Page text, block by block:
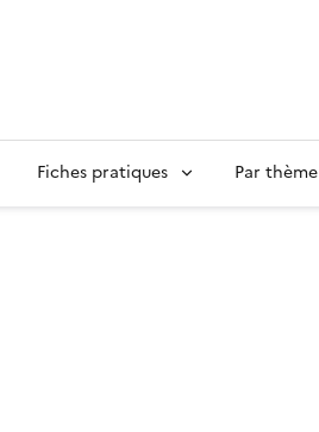
Fiches pratiques Par thème